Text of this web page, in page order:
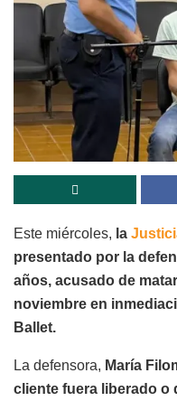
Este miércoles, la
presentado por la
años, acusado de
noviembre en
Ballet.
La defensora, María
cliente fuera liberado o